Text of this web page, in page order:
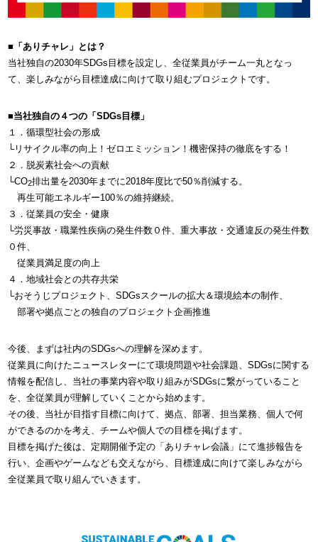
■「ありチャレ」とは？
当社独自の2030年SDGs目標を設定し、全従業員がチーム一丸となっ
て、楽しみながら目標達成に向けて取り組むプロジェクトです。
■当社独自の４つの「SDGs目標」
１．循環型社会の形成
└リサイクル率の向上！ゼロエミッション！機密保持の徹底をする！
２．脱炭素社会への貢献
└CO2排出量を2030年までに2018年度比で50％削減する。
再生可能エネルギー100％の維持継続。
３．従業員の安全・健康
└労災事故・職業性疾病の発生件数０件、重大事故・交通違反の発生件数
０件、
従業員満足度の向上
４．地域社会との共存共栄
└おそうじプロジェクト、SDGsスクールの拡大＆環境絵本の制作、
部署や拠点ごとの独自のプロジェクト企画推進
今後、まずは社内のSDGsへの理解を深めます。
従業員に向けたニュースレターにて環境問題や社会課題、SDGsに関する
情報を配信し、当社の事業内容や取り組みがSDGsに繋がっていること
を、全従業員が理解していくことから始めます。
その後、当社が目指す目標に向けて、拠点、部署、担当業務、個人で何
ができるのかを考え、チームや個人での目標を掲げます。
目標を掲げた後は、定期開催予定の「ありチャレ会議」にて進捗報告を
行い、企画やゲームなども交えながら、目標達成に向けて楽しみながら
全従業員で取り組んでいきます。